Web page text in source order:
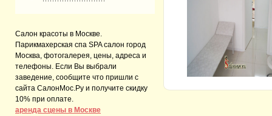
Салон красоты в Москве.
Парикмахерская спа SPA салон город
Москва, фотогалерея, цены, адреса и
телефоны. Если Вы выбрали
заведение, сообщите что пришли с
сайта СалонМос.Ру и получите скидку
10% при оплате.
аренда сцены в Москве